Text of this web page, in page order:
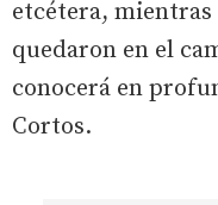
etcétera,
quedaron en el
conocerá en
Cortos.